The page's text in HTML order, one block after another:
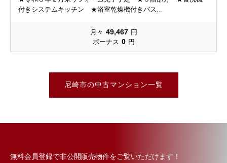
付きシステムキッチン ★浴室乾燥機付きバス…
月々 49,467 円
ボーナス 0 円
尼崎市の中古マンション一覧
無料会員登録で非公開販売物件をご覧いただけます！